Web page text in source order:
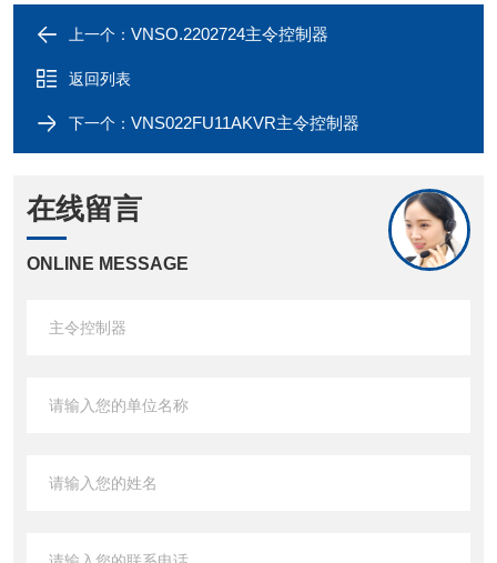
上一个： VNSO.2202724主令控制器
返回列表
下一个： VNS022FU11AKVR主令控制器
在线留言
ONLINE MESSAGE